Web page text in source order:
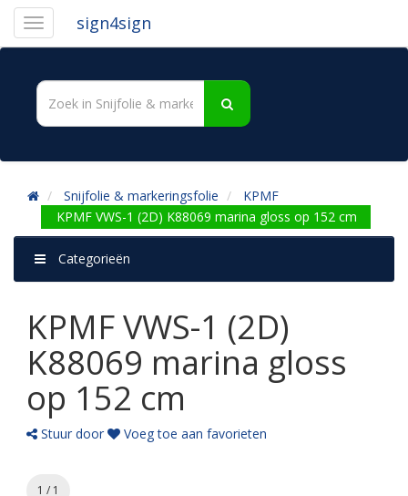
sign4sign
Snijfolie & markeringsfolie
KPMF
KPMF VWS-1 (2D) K88069 marina gloss op 152 cm
Categorieën
KPMF VWS-1 (2D)
K88069 marina gloss
op 152 cm
Stuur door Voeg toe aan favorieten
1 / 1